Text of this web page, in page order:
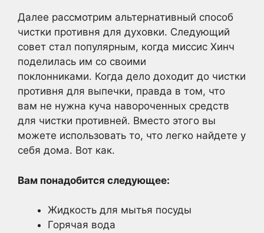
Далее рассмотрим альтернативный способ
чистки противня для духовки. Следующий
совет стал популярным, когда миссис Хинч
поделилась им со своими
поклонниками. Когда дело доходит до чистки
противня для выпечки, правда в том, что
вам не нужна куча навороченных средств
для чистки противней. Вместо этого вы
можете использовать то, что легко найдете у
себя дома. Вот как.
Вам понадобится следующее:
Жидкость для мытья посуды
Горячая вода